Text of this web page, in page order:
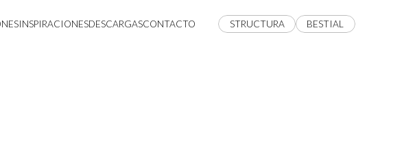
INSPIRACIONESDESCARGASCONTACTO STRUCTURA BESTIAL